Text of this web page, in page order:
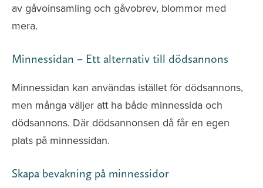
av gåvoinsamling och gåvobrev, blommor med
mera.
Minnessidan – Ett alternativ till dödsannons
Minnessidan kan användas istället för dödsannons,
men många väljer att ha både minnessida och
dödsannons. Där dödsannonsen då får en egen
plats på minnessidan.
Skapa bevakning på minnessidor